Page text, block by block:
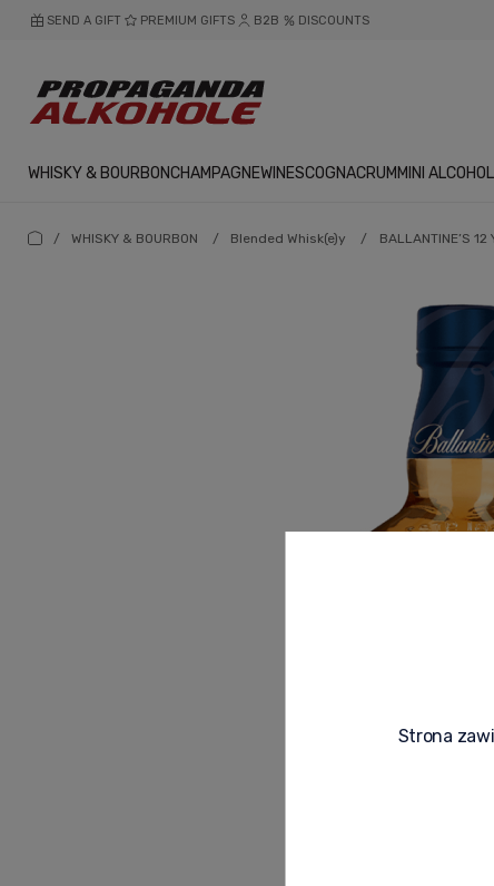
SEND A GIFT PREMIUM GIFTS B2B DISCOUNTS
WHISKY & BOURBONCHAMPAGNEWINESCOGNACRUM MINI
/ WHISKY & BOURBON / Blended Whisk(e)y / BALLANTINE’S 12
Strona